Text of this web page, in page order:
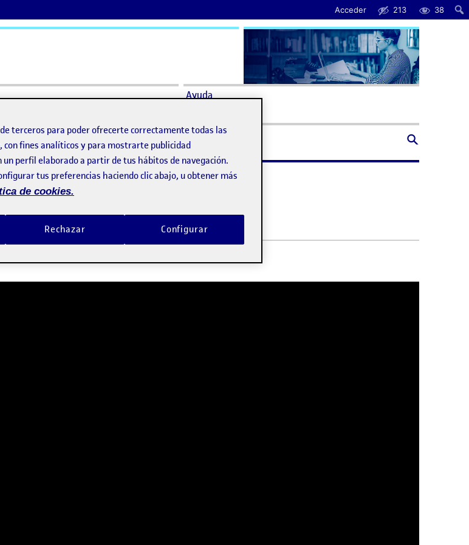
Acceder 213 38
Ayuda
terceros para poder ofrecerte correctamente todas las
fines analíticos y para mostrarte publicidad
un perfil elaborado a partir de tus hábitos de navegación.
tus preferencias haciendo clic abajo, u obtener más
de cookies.
Rechazar Configurar